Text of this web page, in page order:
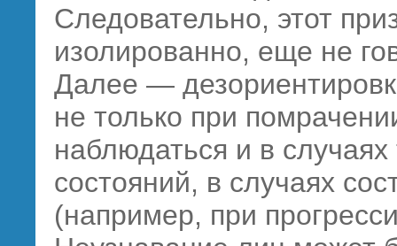
Следовательно, этот
изолированно, еще не
Далее —
не только при
наблюдаться и в
состояний, в случаях
(например, при